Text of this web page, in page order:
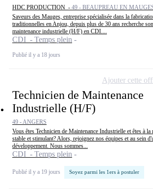
HDC PRODUCTION - 49 - BEAUPREAU EN
Saveurs des Mauges, entreprise spécialisée dans la
traditionnelles en Anjou, depuis plus de 30 ans recherche
maintenance industrielle (H/F) en CDI....
CDI - Temps plein
Publié il y a 18 jours
Technicien de Maintenance
Industrielle (H/F)
49 - ANGERS
Vous êtes Technicien de Maintenance Industrielle et êtes à la
stable et stimulant? Alors, rejoignez nos équipes et au sein
développement. Nous sommes...
CDI - Temps plein
Publié il y a 19 jours Soyez parmi les 1ers à postuler
Ajouter cette